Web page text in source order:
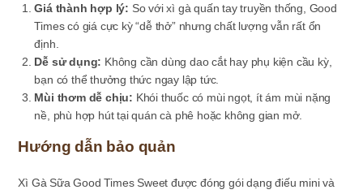
Giá thành hợp lý: So với xì gà quấn tay truyền thống, Good
Times có giá cực kỳ “dễ thở” nhưng chất lượng vẫn rất ổn
định.
Dễ sử dụng: Không cần dùng dao cắt hay phụ kiện cầu kỳ,
bạn có thể thưởng thức ngay lập tức.
Mùi thơm dễ chịu: Khói thuốc có mùi ngọt, ít ám mùi nặng
nề, phù hợp hút tại quán cà phê hoặc không gian mở.
Hướng dẫn bảo quản
Xì Gà Sữa Good Times Sweet được đóng gói dạng điếu mini và